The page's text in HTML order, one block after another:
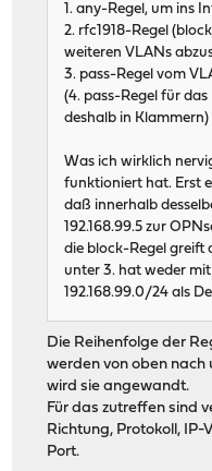
1. any-Regel, um ins
2. rfc1918-Regel
weiteren VLANs
3. pass-Regel vom
(4. pass-Regel für
deshalb in Klammern)
Was ich wirklich
funktioniert hat. Erst
daß innerhalb
192.168.99.5 zur
die block-Regel greift
unter 3. hat weder
192.168.99.0/24 als
Die Reihenfolge der
werden von oben
wird sie angewandt.
Für das zutreffen sind
Richtung, Protokoll, IP-
Port.